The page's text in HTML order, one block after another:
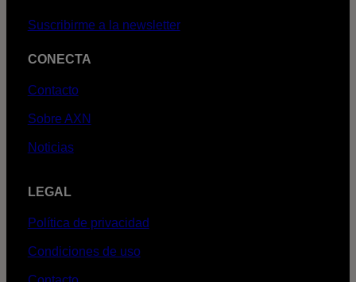
Suscribirme a la newsletter
CONECTA
Contacto
Sobre AXN
Noticias
LEGAL
Política de privacidad
Condiciones de uso